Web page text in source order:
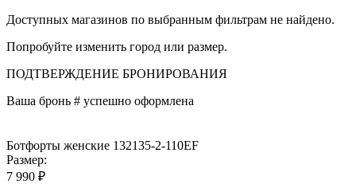
Доступных магазинов по выбранным фильтрам не найдено.
Попробуйте изменить город или размер.
ПОДТВЕРЖДЕНИЕ БРОНИРОВАНИЯ
Ваша бронь # успешно оформлена
Ботфорты женские 132135-2-110EF
Размер:
7 990 ₽